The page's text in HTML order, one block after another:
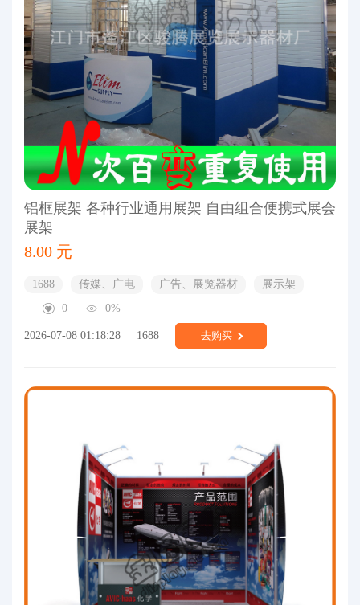
铝框展架 各种行业通用展架 自由组合便携式展会
展架
8.00 元
1688 传媒、广电 广告、展览器材
展示架
0
0%
2026-07-08 01:18:28 1688 去购买